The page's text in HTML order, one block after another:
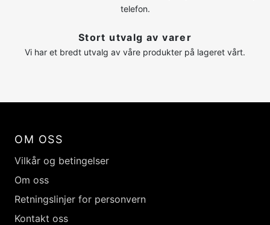
telefon.
Stort utvalg av varer
Vi har et bredt utvalg av våre produkter på lageret vårt.
OM OSS
Vilkår og betingelser
Om oss
Retningslinjer for personvern
Kontakt oss